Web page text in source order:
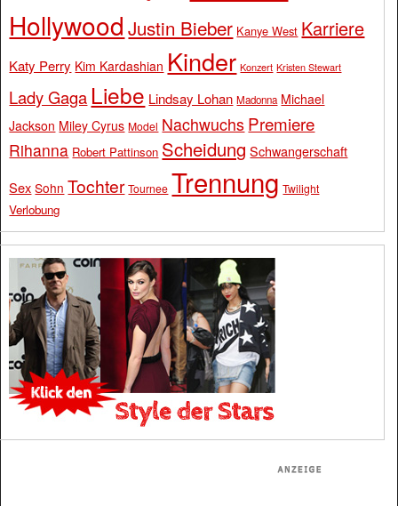
Hollywood Justin Bieber Kanye West Karriere
Katy Perry Kim Kardashian Kinder Konzert Kristen Stewart
Lady Gaga Liebe Lindsay Lohan Madonna Michael
Jackson Miley Cyrus Model Nachwuchs Premiere
Rihanna Robert Pattinson Scheidung Schwangerschaft
Sex Sohn Tochter Tournee Trennung Twilight
Verlobung